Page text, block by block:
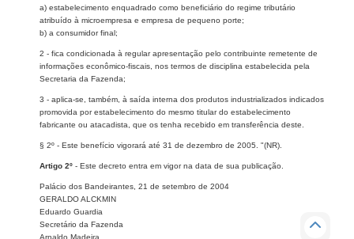
a) estabelecimento enquadrado como beneficiário do regime tributário
atribuído à microempresa e empresa de pequeno porte;
b) a consumidor final;
2 - fica condicionada à regular apresentação pelo contribuinte remetente de
informações econômico-fiscais, nos termos de disciplina estabelecida pela
Secretaria da Fazenda;
3 - aplica-se, também, à saída interna dos produtos industrializados indicados
promovida por estabelecimento do mesmo titular do estabelecimento
fabricante ou atacadista, que os tenha recebido em transferência deste.
§ 2º - Este benefício vigorará até 31 de dezembro de 2005. "(NR).
Artigo 2º - Este decreto entra em vigor na data de sua publicação.
Palácio dos Bandeirantes, 21 de setembro de 2004
GERALDO ALCKMIN
Eduardo Guardia
Secretário da Fazenda
Arnaldo Madeira